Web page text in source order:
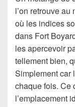
l’on retrouve
où les indices
dans Fort
les apercevoir
tellement bien,
Simplement car
chaque fois. Ce
l’emplacement